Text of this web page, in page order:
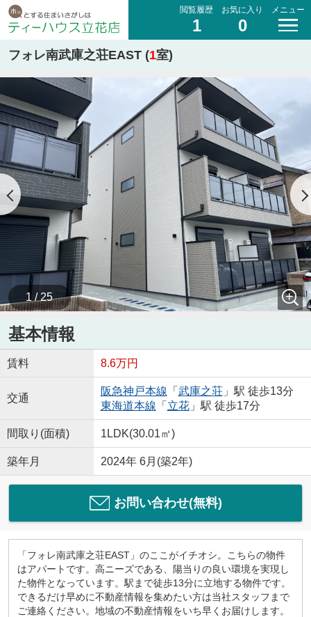
閲覧履歴
1
お気に入り
0
メニュー
フォレ南武庫之荘EAST (1室)
1 / 25
基本情報
賃料 8.6万円
交通
阪急神戸本線 「 武庫之荘」駅 徒歩13分
東海道本線 「 立花」駅 徒歩17分
間取り(面積) 1LDK(30.01㎡)
築年月 2024年 6月(築2年)
お問い合わせ(無料)
「フォレ南武庫之荘EAST」のここがイチオシ。こちらの物件
はアパートです。高ニーズである、陽当りの良い環境を実現し
た物件となっています。駅まで徒歩13分に立地する物件です。
できるだけ早めに不動産情報を集めたい方は当社スタッフまで
ご連絡ください。地域の不動産情報をいち早くお届けします。